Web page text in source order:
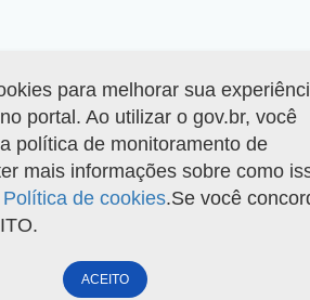
para melhorar sua
portal. Ao utilizar o gov.br, você
política de monitoramento de
mais informações sobre como
Política de cookies.Se você
ACEITO